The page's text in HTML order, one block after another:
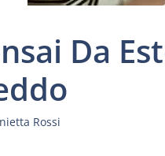
Da
Rossi